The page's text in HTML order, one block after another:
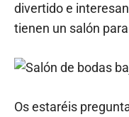
divertido e
tienen un salón
Os estaréis